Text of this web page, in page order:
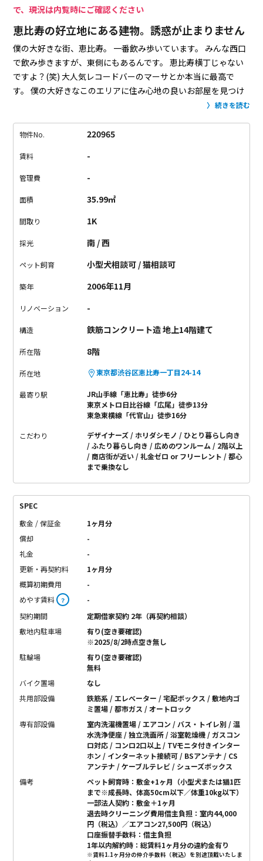
で、現況は内覧時にご確認ください
恵比寿の好立地にある建物。誘惑が止まりません
僕の大好きな街、恵比寿。 一番飲み歩いています。
みんな西口
で飲み歩きますが、東側にもあるんです。 恵比寿横丁じゃない
ですよ？(笑) 大人気レコードバーのマーサとか本当に最高で
す。
僕の大好きなこのエリアに住み心地の良いお部屋を見つけ
飲み屋街に建っているわけではな
にピッタリ。
窓のおかげで都会のど真ん中ながら窮屈感はない
います！
恵比寿が大好きな人にオススメです。
続きを読む
物件No. 220965
賃料 -
管理費 -
面積 35.99㎡
間取り 1K
採光 南 / 西
ペット飼育 小型犬相談可 / 猫相談可
築年 2006年11月
リノベーション -
構造 鉄筋コンクリート造 地上14階建て
所在階 8階
所在地 東京都渋谷区恵比寿一丁目24-14
最寄り駅
JR山手線「恵比寿」徒歩6分
東京メトロ日比谷線「広尾」徒歩13分
東急東横線「代官山」徒歩16分
こだわり デザイナーズ ホリダシモノ
ひとり暮らし向き
ふたり暮らし向き
広めのワンルーム
2階以上
商店街が近い
礼金ゼロ or フリーレント
都心
まで乗換なし
SPEC
敷金 / 保証金
1ヶ月分
償却
-
礼金
-
更新・再契約料
1ヶ月分
概算初期費用
-
めやす賃料 ？
-
契約期間
定期借家契約 2年（再契約相談）
敷地内駐車場
有り(空き要確認)
※2025/8/2時点空き無し
駐輪場
有り(空き要確認)
無料
バイク置場
なし
共用部設備
鉄筋系 / エレベーター / 宅配ボックス / 敷地内ゴ
ミ置場 / 都市ガス / オートロック
専有部設備
室内洗濯機置場 / エアコン / バス・トイレ別 / 温
水洗浄便座 / 独立洗面所 / 浴室乾燥機 / ガスコン
ロ対応 / コンロ2口以上 / TVモニタ付きインター
ホン / インターネット接続可 / BSアンテナ / CS
アンテナ / ケーブルテレビ / シューズボックス
備考
ペット飼育時：敷金+1ヶ月（小型犬または猫1匹
まで※成長時、体高50cm以下／体重10kg以下）
一部法人契約：敷金＋1ヶ月
退去時クリーニング費用借主負担：室内44,000
円（税込）／エアコン27,500円（税込）
口座振替手数料：借主負担
1年以内解約時：総賃料1ヶ月分の違約金有り
※賃料1.1ヶ月分の仲介手数料（税込）を別途頂戴いたしま